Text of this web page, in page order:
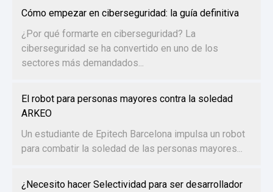
Cómo empezar en ciberseguridad: la guía definitiva
¿Por qué formarte en ciberseguridad? La
ciberseguridad se ha convertido en uno de los
sectores más demandados...
El robot para personas mayores contra la soledad
ARKEO
Un estudiante de Epitech Barcelona impulsa un robot
para combatir la soledad de las personas mayores...
¿Necesito hacer Selectividad para ser desarrollador